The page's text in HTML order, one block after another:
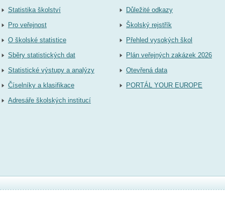
Statistika školství
Pro veřejnost
O školské statistice
Sběry statistických dat
Statistické výstupy a analýzy
Číselníky a klasifikace
Adresáře školských institucí
Důležité odkazy
Školský rejstřík
Přehled vysokých škol
Plán veřejných zakázek 2026
Otevřená data
PORTÁL YOUR EUROPE